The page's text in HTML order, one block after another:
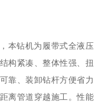
本钻机为履带式全液压
构紧凑、整体性强、扭
靠、装卸钻杆方便省力
离管道穿越施工。性能